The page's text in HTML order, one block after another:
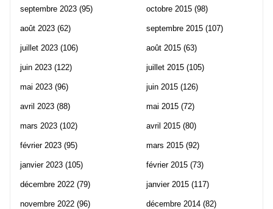
septembre 2023 (95)
août 2023 (62)
juillet 2023 (106)
juin 2023 (122)
mai 2023 (96)
avril 2023 (88)
mars 2023 (102)
février 2023 (95)
janvier 2023 (105)
décembre 2022 (79)
novembre 2022 (96)
octobre 2015 (98)
septembre 2015 (107)
août 2015 (63)
juillet 2015 (105)
juin 2015 (126)
mai 2015 (72)
avril 2015 (80)
mars 2015 (92)
février 2015 (73)
janvier 2015 (117)
décembre 2014 (82)